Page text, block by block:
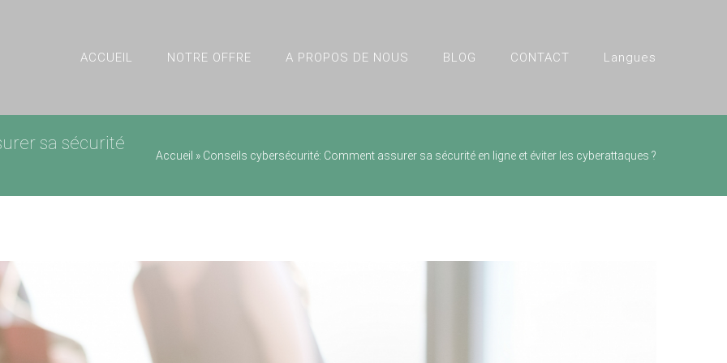
ACCUEIL NOTRE OFFRE A PROPOS DE NOUS BLOG CONTACT Langues
sa sécurité
Accueil » Conseils cybersécurité: Comment assurer sa sécurité en ligne et éviter les cyberattaques ?